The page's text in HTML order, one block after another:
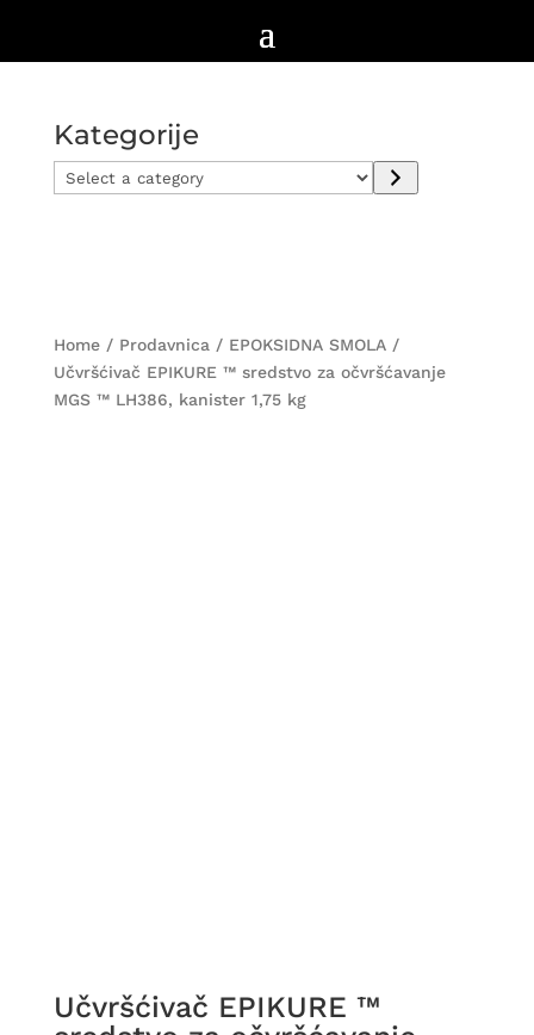
Kategorije
Select
a
Home/ Prodavnica/ EPOKSIDNA SMOLA/
Učvršćivač EPIKURE ™ sredstvo za očvršćavanje
MGS ™ LH386, kanister 1,75 kg
Učvršćivač EPIKURE ™